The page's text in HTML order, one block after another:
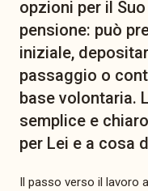
opzioni per il
pensione: può
iniziale,
passaggio o
base volontaria.
semplice e
per Lei e a cosa
Il passo verso il